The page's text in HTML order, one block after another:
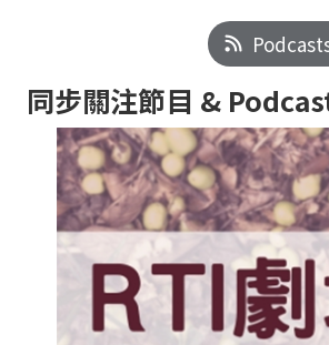
同步關注節目 &